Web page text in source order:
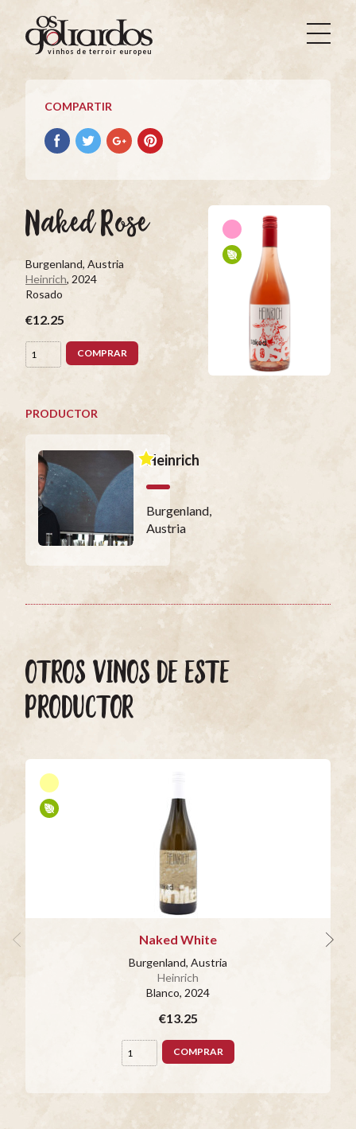
Os
Goliardos
Vinhos
Terroir
Europeus
vinhos de terroir europeus
COMPARTIR
Compartir
con
Compartir
con
Compartir
con
Compartir
con
Naked Rose
Burgenland, Austria
Heinrich, 2024
Rosado
€12.25
COMPRAR
PRODUCTOR
Heinrich
Burgenland,
Austria
OTROS VINOS DE ESTE
PRODUCTOR
Naked White
Burgenland, Austria
Heinrich
Blanco, 2024
€13.25
COMPRAR